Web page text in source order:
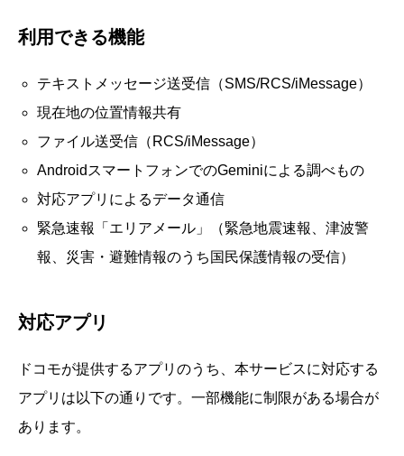
利用できる機能
テキストメッセージ送受信（SMS/RCS/iMessage）
現在地の位置情報共有
ファイル送受信（RCS/iMessage）
AndroidスマートフォンでのGeminiによる調べもの
対応アプリによるデータ通信
緊急速報「エリアメール」（緊急地震速報、津波警
報、災害・避難情報のうち国民保護情報の受信）
対応アプリ
ドコモが提供するアプリのうち、本サービスに対応する
アプリは以下の通りです。一部機能に制限がある場合が
あります。